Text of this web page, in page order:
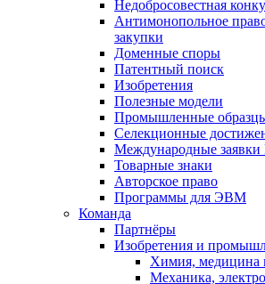
Недобросовестная
Антимонопольное
закупки
Доменные споры
Патентный поиск
Изобретения
Полезные модели
Промышленные
Селекционные
Международные заявки
Товарные знаки
Авторское право
Программы для ЭВМ
Команда
Партнёры
Изобретения и
Химия, медицина
Механика,